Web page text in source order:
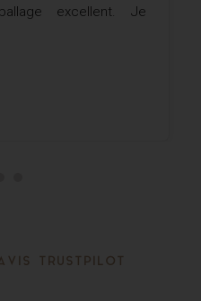
excellent. Je
TRUSTPILOT